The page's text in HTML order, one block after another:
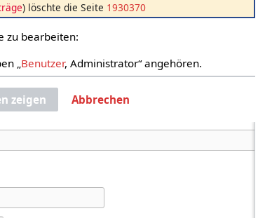
löschte die Seite 1930370
zu bearbeiten:
„ Benutzer, Administrator“ angehören.
zeigen Abbrechen